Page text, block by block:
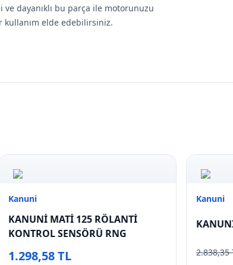
ve dayanıklı bu parça ile motorunuzu
kullanım elde edebilirsiniz.
Kanuni
KANUNİ MATİ 125 RÖLANTİ
KONTROL SENSÖRÜ RNG
1.298,58 TL
Kanuni
2.838,35